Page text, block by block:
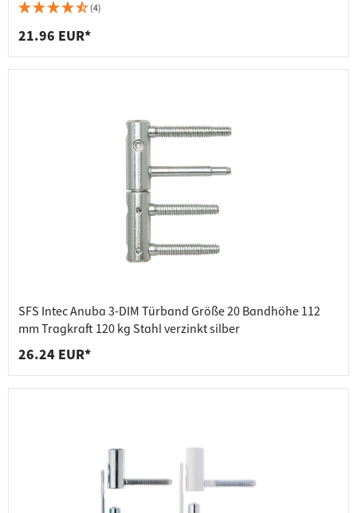
(4)
21.96 EUR*
SFS Intec Anuba 3-DIM Türband Größe 20 Bandhöhe 112
mm Tragkraft 120 kg Stahl verzinkt silber
26.24 EUR*